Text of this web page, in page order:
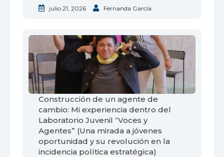
julio 21, 2026 Fernanda García
Construcción de un agente de
cambio: Mi experiencia dentro del
Laboratorio Juvenil “Voces y
Agentes” (Una mirada a jóvenes
oportunidad y su revolución en la
incidencia política estratégica)